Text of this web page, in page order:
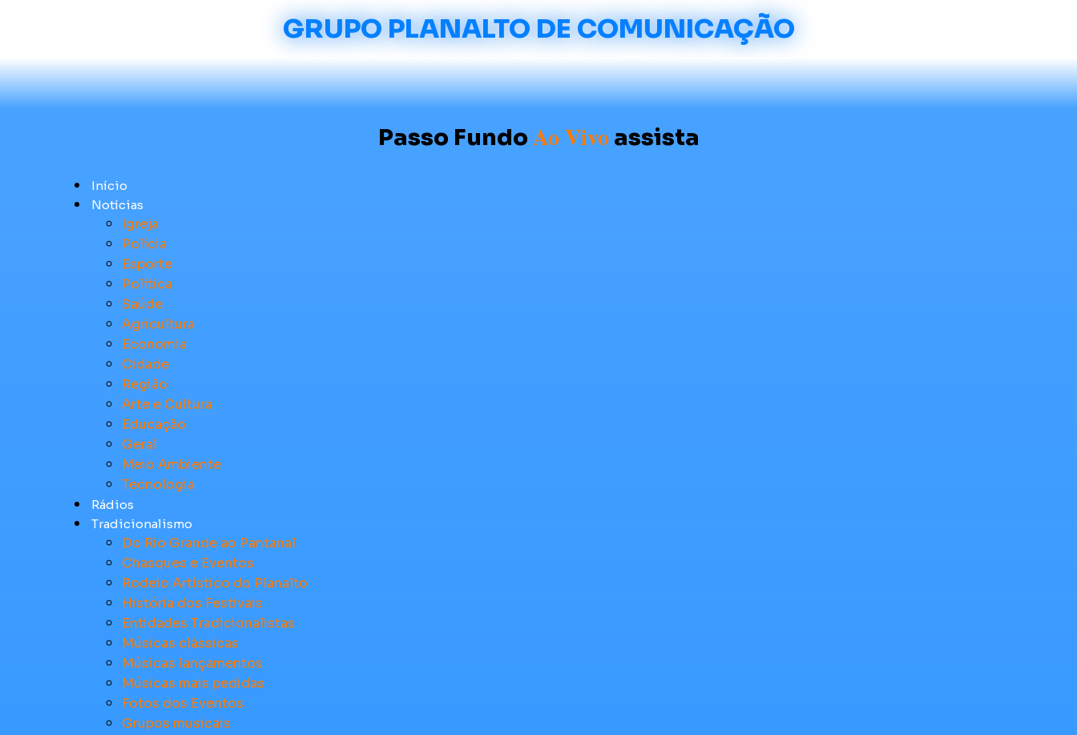
GRUPO PLANALTO DE COMUNICAÇÃO
Passo Fundo Ao Vivo assista
Início
Notícias
Igreja
Polícia
Esporte
Política
Saúde
Agricultura
Economia
Cidade
Região
Arte e Cultura
Educação
Geral
Meio Ambiente
Tecnologia
Rádios
Tradicionalismo
Do Rio Grande ao Pantanal
Chasques e Eventos
Rodeio Artístico do Planalto
História dos Festivais
Entidades Tradicionalistas
Músicas clássicas
Músicas lançamentos
Músicas mais pedidas
Fotos dos Eventos
Grupos musicais